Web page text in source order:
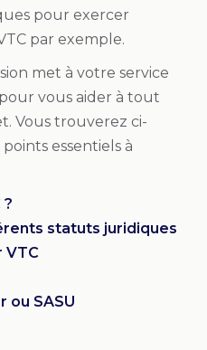
pour exercer
par exemple.
met à votre service
vous aider à tout
Vous trouverez ci-
essentiels à
statuts juridiques
VTC
ou SASU